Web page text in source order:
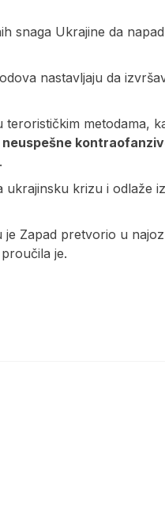
snaga Ukrajine da
nastavljaju da
metodama,
neuspešne
krizu i odlaže
Zapad pretvorio u
je.